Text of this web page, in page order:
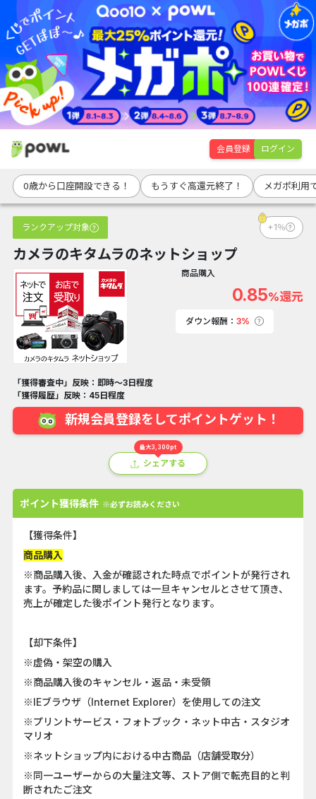
会員登録 ログイン
0歳から口座開設できる！ もうすぐ高還元終了！ メガポ利用
ランクアップ対象 +1％
カメラのキタムラのネットショップ
商品購入
0.85%還元
ダウン報酬： 3%
「獲得審査中」反映：即時～3日程度
「獲得履歴」反映：45日程度
新規会員登録をしてポイントゲット！
最大3,300pt
シェアする
ポイント獲得条件 ※必ずお読みください
【獲得条件】
商品購入
※商品購入後、入金が確認された時点でポイントが発行され
ます。予約品に関しましては一旦キャンセルとさせて頂き、
売上が確定した後ポイント発行となります。
【却下条件】
※虚偽・架空の購入
※商品購入後のキャンセル・返品・未受領
※IEブラウザ（Internet Explorer）を使用しての注文
※プリントサービス・フォトブック・ネット中古・スタジオ
マリオ
※ネットショップ内における中古商品（店舗受取分）
※同一ユーザーからの大量注文等、ストア側で転売目的と判
断されたご注文